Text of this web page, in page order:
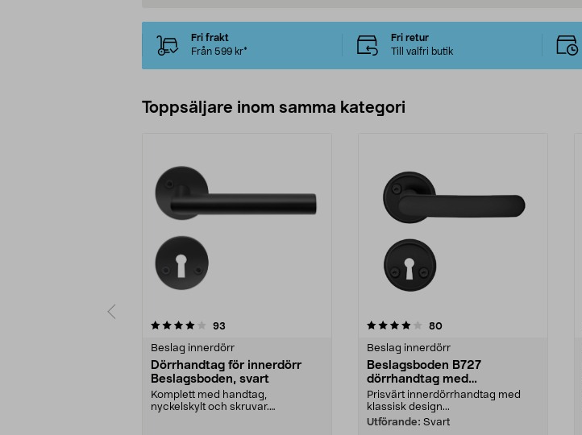
Fri frakt
Från 599 kr*
Fri retur
Till valfri butik
Toppsäljare inom samma kategori
93
Beslag innerdörr
Dörrhandtag för innerdörr
Beslagsboden, svart
Komplett med handtag,
nyckelskylt och skruvar.
4.0 av 5 stjärnor 80recensioner
Beslag innerdörr
Beslagsboden B727
dörrhandtag med
nyckelskylt, innerdörr
Prisvärt innerdörrhandtag med
klassisk design...
Utförande: Svart
4.5 av 5 stjärnor